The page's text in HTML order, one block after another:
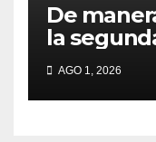
De
la
Clausura
AGO 1, 2026